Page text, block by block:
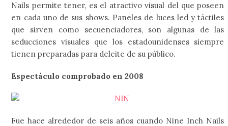
Nails permite tener, es el atractivo visual del que poseen
en cada uno de sus shows. Paneles de luces led y táctiles
que sirven como secuenciadores, son algunas de las
seducciones visuales que los estadounidenses siempre
tienen preparadas para deleite de su público.
Espectáculo comprobado en 2008
Fue hace alrededor de seis años cuando Nine Inch Nails